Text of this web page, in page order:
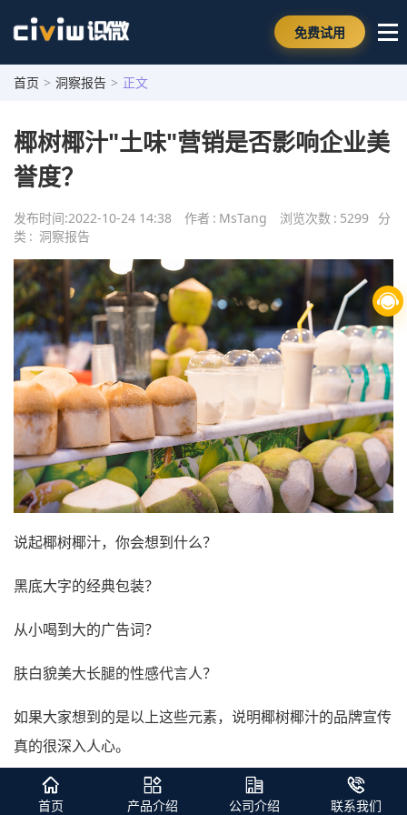
免费试用
首页 > 洞察报告 > 正文
椰树椰汁"土味"营销是否影响企业美
誉度？
发布时间:2022-10-24 14:38 作者 : MsTang 浏览次数 : 5299 分
类 : 洞察报告
说起椰树椰汁，你会想到什么？
黑底大字的经典包装？
从小喝到大的广告词？
肤白貌美大长腿的性感代言人？
如果大家想到的是以上这些元素，说明椰树椰汁的品牌宣传
真的很深入人心。
首页 产品介绍 公司介绍 联系我们